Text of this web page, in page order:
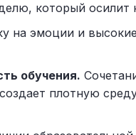
который осилит
на эмоции и
обучения.
плотную